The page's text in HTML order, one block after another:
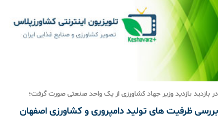
در بازدید بازدید وزیر جهاد کشاورزی از یک واحد صنعتی صورت گرفت؛
بررسی ظرفیت های تولید دامپروری و کشاورزی اصفهان